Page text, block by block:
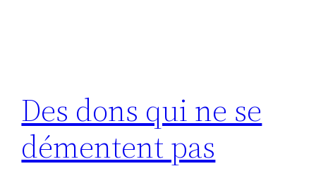
Des dons qui ne se
démentent pas